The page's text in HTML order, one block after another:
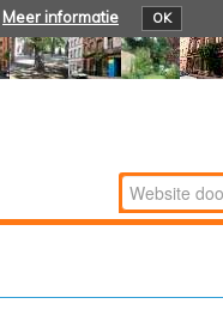
Meer informatie OK
Zoek
Geavanceerd